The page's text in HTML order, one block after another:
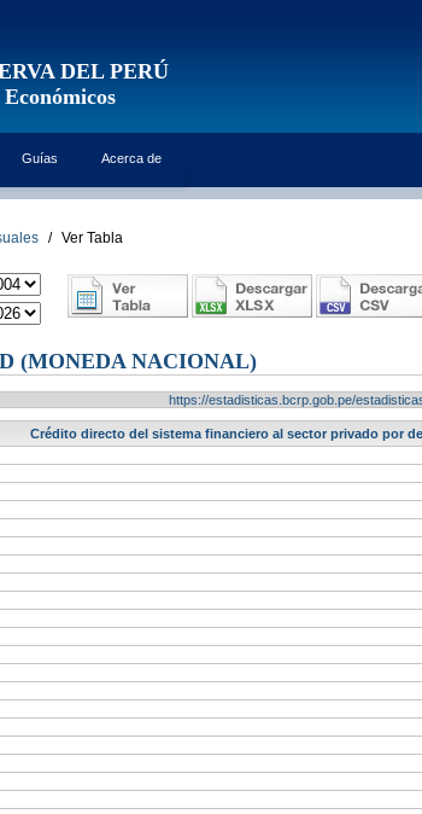
DEL PERÚ
Guías Acerca de
/ Ver Tabla
(MONEDA NACIONAL)
https://estadisticas.bcrp.gob.pe/
Crédito directo del sistema financiero al sector privado por